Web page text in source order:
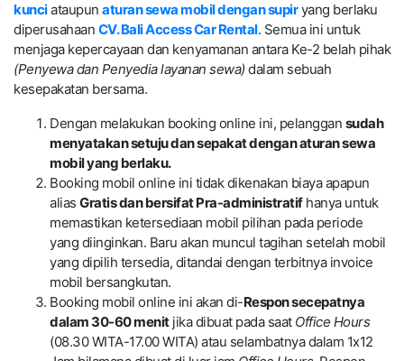
kunciataupun aturan sewa mobil dengan supiryang berlaku
diperusahaan CV. Bali Access Car Rental. Semua ini untuk
menjaga kepercayaan dan kenyamanan antara Ke-2 belah pihak
(Penyewa dan Penyedia layanan sewa) dalam sebuah
kesepakatan bersama.
Dengan melakukan booking online ini, pelanggan sudah
menyatakan setuju dan sepakat dengan aturan sewa
mobil yang berlaku.
Booking mobil online ini tidak dikenakan biaya apapun
alias Gratis dan bersifat Pra-administratifhanya untuk
memastikan ketersediaan mobil pilihan pada periode
yang diinginkan. Baru akan muncul tagihan setelah mobil
yang dipilih tersedia, ditandai dengan terbitnya invoice
mobil bersangkutan.
Booking mobil online ini akan di-Respon secepatnya
dalam 30-60 menitjika dibuat pada saat Office Hours
(08.30 WITA-17.00 WITA) atau selambatnya dalam 1x12